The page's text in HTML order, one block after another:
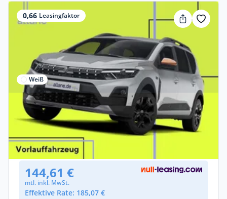
0,66 Leasingfaktor
Weiß
Gewerbe & Privat
Dacia TCe 110 Extreme 5-Sitzer
Benzin •Manuell •110 PS (81 kW)
Neuwagen
144,61 €
mtl. inkl. MwSt.
Effektive Rate: 185,07 €